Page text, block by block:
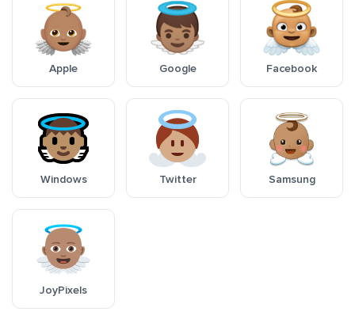
Apple Google Facebook
Windows Twitter Samsung
JoyPixels